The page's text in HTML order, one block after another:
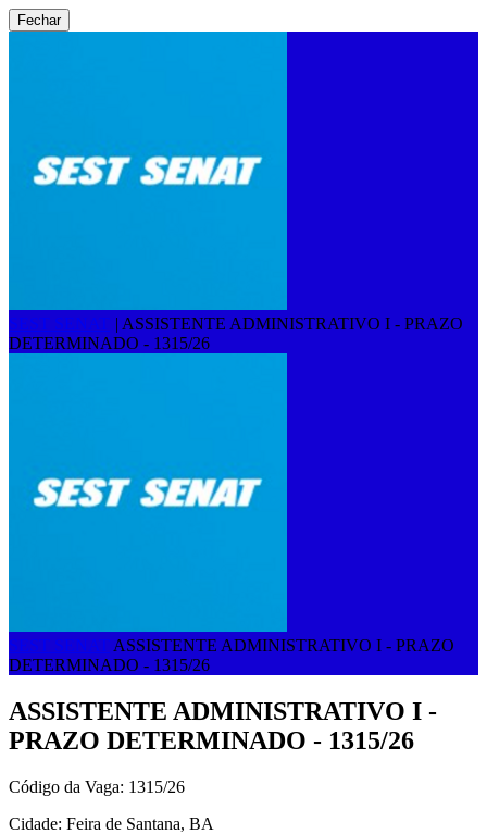
Fechar
SEST SENAT | ASSISTENTE ADMINISTRATIVO I - PRAZO
DETERMINADO - 1315/26
SEST SENAT ASSISTENTE ADMINISTRATIVO I - PRAZO
DETERMINADO - 1315/26
ASSISTENTE ADMINISTRATIVO I -
PRAZO DETERMINADO - 1315/26
Código da Vaga: 1315/26
Cidade: Feira de Santana, BA